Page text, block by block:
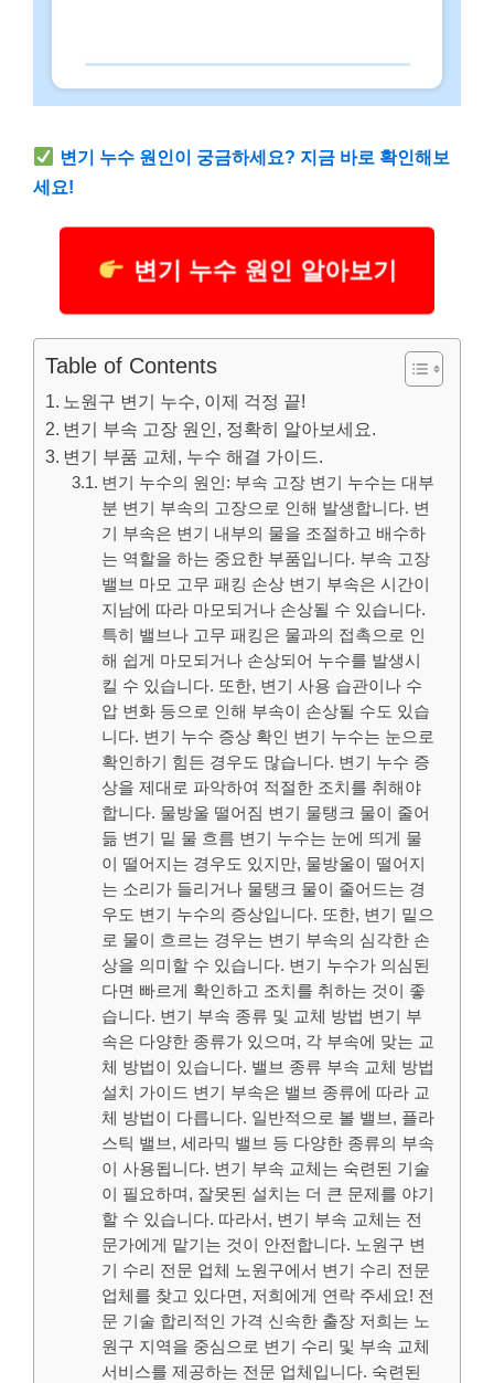
변기 누수 원인이 궁금하세요? 지금 바로 확인해보
세요!
변기 누수 원인 알아보기
Table of Contents
노원구 변기 누수, 이제 걱정 끝!
변기 부속 고장 원인, 정확히 알아보세요.
변기 부품 교체, 누수 해결 가이드.
변기 누수의 원인: 부속 고장 변기 누수는 대부
분 변기 부속의 고장으로 인해 발생합니다. 변
기 부속은 변기 내부의 물을 조절하고 배수하
는 역할을 하는 중요한 부품입니다. 부속 고장
밸브 마모 고무 패킹 손상 변기 부속은 시간이
지남에 따라 마모되거나 손상될 수 있습니다.
특히 밸브나 고무 패킹은 물과의 접촉으로 인
해 쉽게 마모되거나 손상되어 누수를 발생시
킬 수 있습니다. 또한, 변기 사용 습관이나 수
압 변화 등으로 인해 부속이 손상될 수도 있습
니다. 변기 누수 증상 확인 변기 누수는 눈으로
확인하기 힘든 경우도 많습니다. 변기 누수 증
상을 제대로 파악하여 적절한 조치를 취해야
합니다. 물방울 떨어짐 변기 물탱크 물이 줄어
듦 변기 밑 물 흐름 변기 누수는 눈에 띄게 물
이 떨어지는 경우도 있지만, 물방울이 떨어지
는 소리가 들리거나 물탱크 물이 줄어드는 경
우도 변기 누수의 증상입니다. 또한, 변기 밑으
로 물이 흐르는 경우는 변기 부속의 심각한 손
상을 의미할 수 있습니다. 변기 누수가 의심된
다면 빠르게 확인하고 조치를 취하는 것이 좋
습니다. 변기 부속 종류 및 교체 방법 변기 부
속은 다양한 종류가 있으며, 각 부속에 맞는 교
체 방법이 있습니다. 밸브 종류 부속 교체 방법
설치 가이드 변기 부속은 밸브 종류에 따라 교
체 방법이 다릅니다. 일반적으로 볼 밸브, 플라
스틱 밸브, 세라믹 밸브 등 다양한 종류의 부속
이 사용됩니다. 변기 부속 교체는 숙련된 기술
이 필요하며, 잘못된 설치는 더 큰 문제를 야기
할 수 있습니다. 따라서, 변기 부속 교체는 전
문가에게 맡기는 것이 안전합니다. 노원구 변
기 수리 전문 업체 노원구에서 변기 수리 전문
업체를 찾고 있다면, 저희에게 연락 주세요! 전
문 기술 합리적인 가격 신속한 출장 저희는 노
원구 지역을 중심으로 변기 수리 및 부속 교체
서비스를 제공하는 전문 업체입니다. 숙련된